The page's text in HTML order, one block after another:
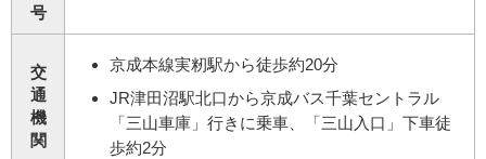
号
交
通
機
関
京成本線実籾駅から徒歩約20分
JR津田沼駅北口から京成バス千葉セントラル
「三山車庫」行きに乗車、「三山入口」下車徒
歩約2分